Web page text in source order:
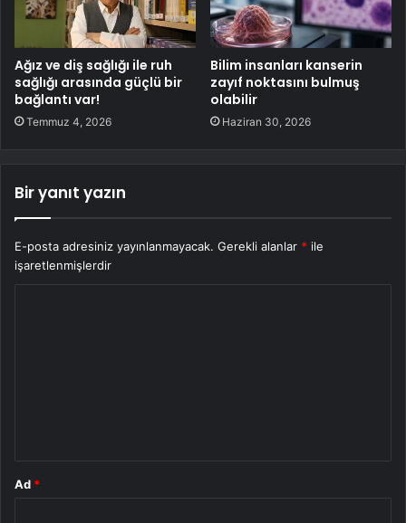
Ağız ve diş sağlığı ile ruh
sağlığı arasında güçlü bir
bağlantı var!
Temmuz 4, 2026
Bilim insanları kanserin
zayıf noktasını bulmuş
olabilir
Haziran 30, 2026
Bir yanıt yazın
E-posta adresiniz yayınlanmayacak. Gerekli alanlar * ile
işaretlenmişlerdir
Ad *